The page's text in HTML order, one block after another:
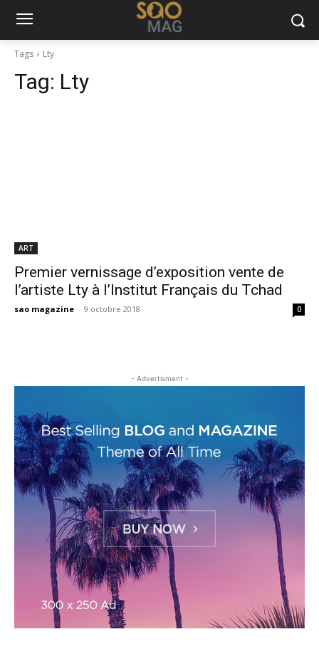
Tags Lty
Tag: Lty
ART
Premier vernissage d’exposition vente de
l’artiste Lty à l’Institut Français du Tchad
sao magazine - 9 octobre 2018 0
- Advertisment -